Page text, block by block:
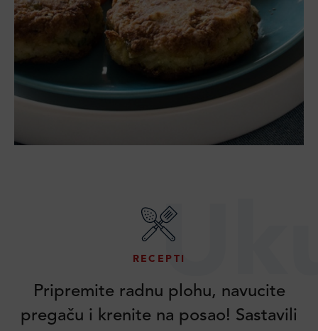
RECEPTI
Pripremite radnu plohu, navucite
pregaču i krenite na posao! Sastavili